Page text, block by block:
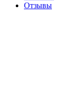
Отзывы